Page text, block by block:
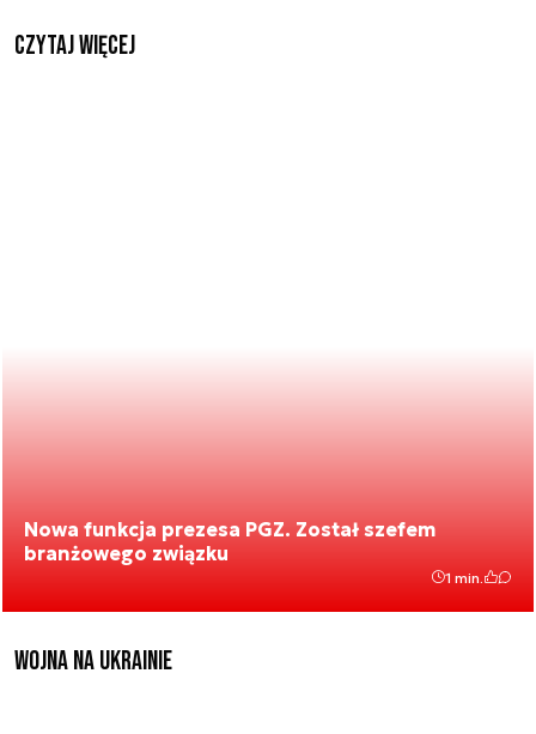
czytaj więcej
Nowa funkcja prezesa PGZ. Został szefem
branżowego związku
1 min.
Wojna na Ukrainie